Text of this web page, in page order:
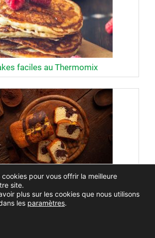
faciles au Thermomix
au cacao au Thermomix
cookies pour vous offrir la meilleure
site.
plus sur les cookies que nous utilisons
les paramètres.